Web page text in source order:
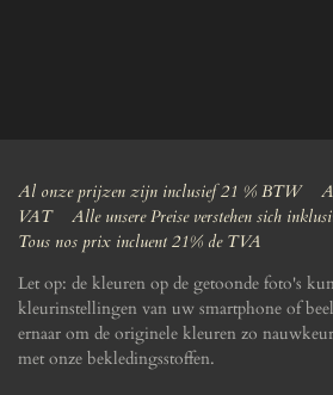
Al onze prijzen zijn inclusief 21 % BTW
VAT Alle unsere Preise verstehen sich
Tous nos prix incluent 21% de TVA
Let op: de kleuren op de getoonde foto's
kleurinstellingen van uw smartphone of
ernaar om de originele kleuren zo
met onze bekledingsstoffen.